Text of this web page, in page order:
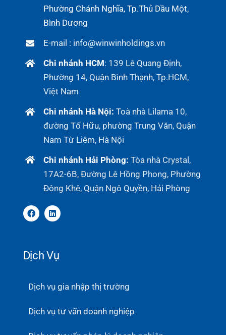
Phường Chánh Nghĩa, Tp.Thủ Dầu Một,
Bình Dương
E-mail : info@winwinholdings.vn
Chi nhánh HCM: 139 Lê Quang Định,
Phường 14, Quận Bình Thạnh, Tp.HCM,
Việt Nam
Chi nhánh Hà Nội: Toà nhà Lilama 10,
đường Tố Hữu, phường Trung Văn, Quận
Nam Từ Liêm, Hà Nội
Chi nhánh Hải Phòng: Tòa nhà Crystal,
17A2-6B, Đường Lê Hồng Phong, Phường
Đông Khê, Quận Ngô Quyền, Hải Phòng
Dịch Vụ
Dịch vụ gia nhập thị trường
Dịch vụ tư vấn doanh nghiệp